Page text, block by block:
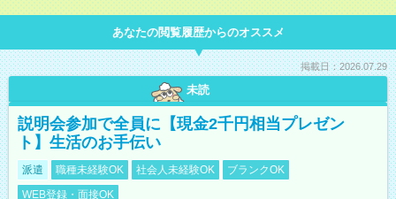
あなたの閲覧履歴からのオススメ
掲載日：2026.07.29
未読
説明会参加で全員に【現金2千円相当プレゼン
ト】生活のお手伝い
派遣 職種未経験OK 社会人未経験OK
ブランクOK
WEB登録・面接OK